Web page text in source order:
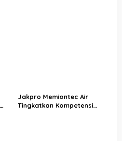
Jakpro Memiontec Air
Tingkatkan Kompetensi